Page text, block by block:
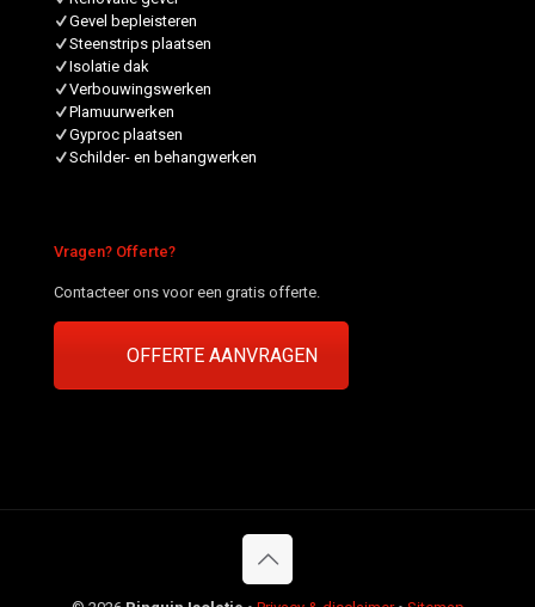
Gevel bepleisteren
Steenstrips plaatsen
Isolatie dak
Verbouwingswerken
Plamuurwerken
Gyproc plaatsen
Schilder- en behangwerken
Vragen? Offerte?
Contacteer ons voor een gratis offerte.
OFFERTE AANVRAGEN